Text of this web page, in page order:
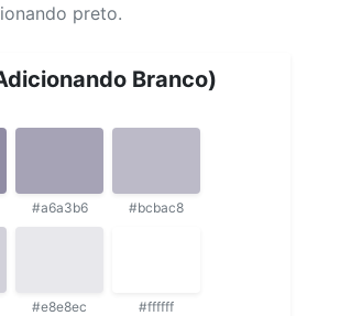
preto.
Branco)
#a6a3b6 #bcbac8
#e8e8ec #ffffff